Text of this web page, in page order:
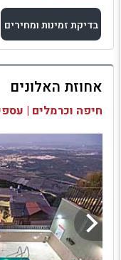
בדיקת זמינות ומחירים
למתחם זה
בדיקת זמינות ומחירים
אחוזת האלונים
חיפה וכרמלים |